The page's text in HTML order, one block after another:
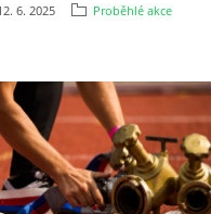
6. 2025 Proběhlé akce